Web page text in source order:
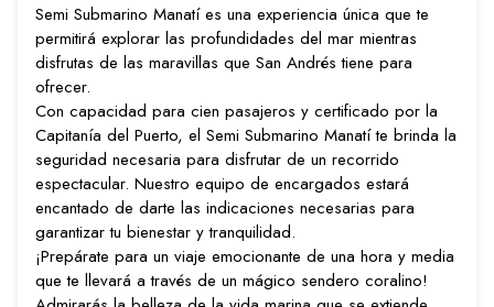
Semi Submarino Manatí es una experiencia única que te
permitirá explorar las profundidades del mar mientras
disfrutas de las maravillas que San Andrés tiene para
ofrecer.
Con capacidad para cien pasajeros y certificado por la
Capitanía del Puerto, el Semi Submarino Manatí te brinda la
seguridad necesaria para disfrutar de un recorrido
espectacular. Nuestro equipo de encargados estará
encantado de darte las indicaciones necesarias para
garantizar tu bienestar y tranquilidad.
¡Prepárate para un viaje emocionante de una hora y media
que te llevará a través de un mágico sendero coralino!